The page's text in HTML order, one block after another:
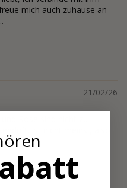
mich auch zuhause an
21/02/26
Rosé sind nicht zu
ist nicht meins , also